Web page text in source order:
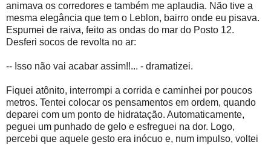
animava os corredores e também me aplaudia. Não tive a
mesma elegância que tem o Leblon, bairro onde eu pisava.
Espumei de raiva, feito as ondas do mar do Posto 12.
Desferi socos de revolta no ar:
-- Isso não vai acabar assim!!... - dramatizei.
Fiquei atônito, interrompi a corrida e caminhei por poucos
metros. Tentei colocar os pensamentos em ordem, quando
deparei com um ponto de hidratação. Automaticamente,
peguei um punhado de gelo e esfreguei na dor. Logo,
percebi que aquele gesto era inócuo e, num impulso, voltei